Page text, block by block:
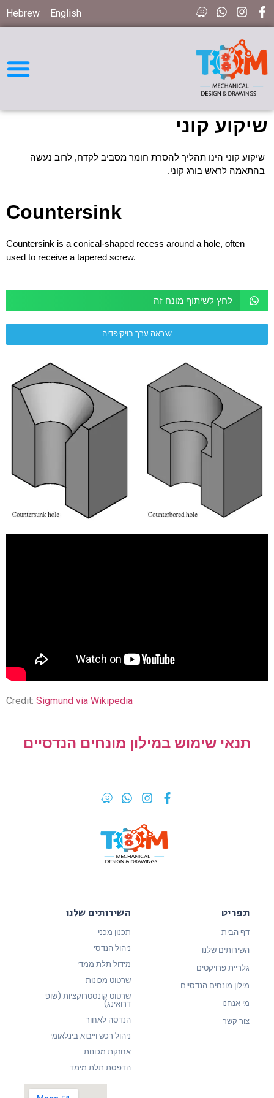
English
Hebrew
שיקוע קוני
שיקוע קוני הינו תהליך להסרת חומר מסביב לקדח, לרוב נעשה
בהתאמה לראש בורג קוני.
Countersink
Countersink is a conical-shaped recess around a hole, often
used to receive a tapered screw.
לחץ לשיתוף מונח זה
ראה ערך בויקיפדיה
Credit: Sigmund via Wikipedia
תנאי שימוש במילון מונחים הנדסיים
תפריט
דף הבית
השירותים שלנו
גלריית פרויקטים
מילון מונחים הנדסיים
מי אנחנו
צור קשר
השירותים שלנו
תכנון מכני
ניהול הנדסי
מידול תלת ממדי
שרטוט מכונות
שרטוט קונסטרוקציות (שופ
דרואינג)
הנדסה לאחור
ניהול רכש וייבוא בינלאומי
אחזקת מכונות
הדפסת תלת מימד